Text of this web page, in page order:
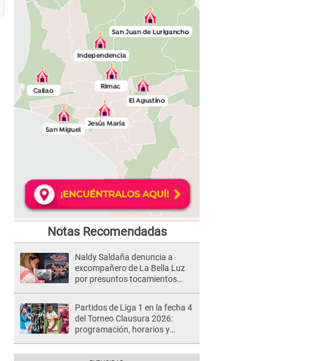
Notas Recomendadas
Naldy Saldaña denuncia a
excompañero de La Bella Luz
por presuntos tocamientos
Partidos de Liga 1 en la fecha 4
del Torneo Clausura 2026:
programación, horarios y